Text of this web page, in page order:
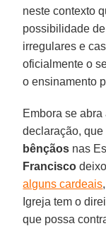
neste contexto
possibilidade
irregulares e
oficialmente o
o ensinamento
Embora se
declaração,
bênçãos nas
Francisco
alguns cardeais
Igreja tem o
que possa